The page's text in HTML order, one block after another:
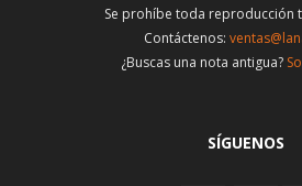
Se prohíbe toda reproducción
Contáctenos:
¿Buscas una nota antigua?
SÍGUENOS